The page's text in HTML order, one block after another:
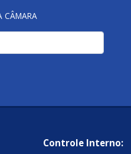
CÂMARA
Controle Interno: